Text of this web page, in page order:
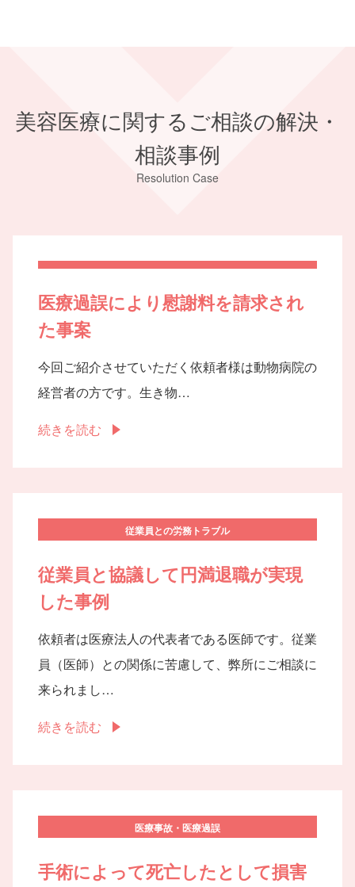
美容医療に関するご相談の解決・
相談事例
Resolution Case
医療過誤により慰謝料を請求され
た事案
今回ご紹介させていただく依頼者様は動物病院の
経営者の方です。生き物…
続きを読む
従業員との労務トラブル
従業員と協議して円満退職が実現
した事例
依頼者は医療法人の代表者である医師です。従業
員（医師）との関係に苦慮して、弊所にご相談に
来られまし…
続きを読む
医療事故・医療過誤
手術によって死亡したとして損害